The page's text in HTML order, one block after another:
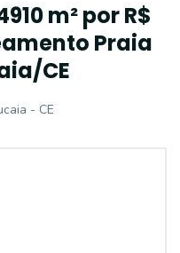
m² por R$
Praia
CE
- CE